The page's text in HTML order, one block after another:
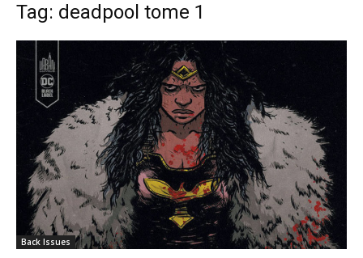
Tag: deadpool tome 1
Back Issues